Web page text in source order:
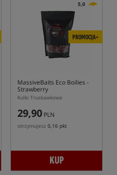
5,0
PROMOCJA+
MassiveBaits Eco Boilies -
Strawberry
Kulki Truskawkowe
29,90 PLN
otrzymujesz 0,16 pkt
KUP